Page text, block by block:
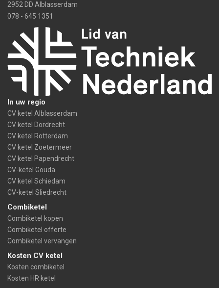
2952 DD Alblasserdam
078 - 645 1351
In uw regio
CV ketel Alblasserdam
CV ketel Dordrecht
CV ketel Rotterdam
CV ketel Zoetermeer
CV ketel Papendrecht
CV-ketel Gouda
CV ketel Schiedam
CV-ketel Sliedrecht
Combiketel
Combiketel kopen
Combiketel offerte
Combiketel vervangen
Kosten CV ketel
Kosten combiketel
Kosten HR ketel